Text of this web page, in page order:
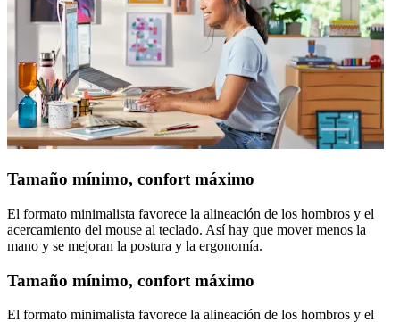
Tamaño mínimo, confort máximo
El formato minimalista favorece la alineación de los hombros y el
acercamiento del mouse al teclado. Así hay que mover menos la
mano y se mejoran la postura y la ergonomía.
Tamaño mínimo, confort máximo
El formato minimalista favorece la alineación de los hombros y el